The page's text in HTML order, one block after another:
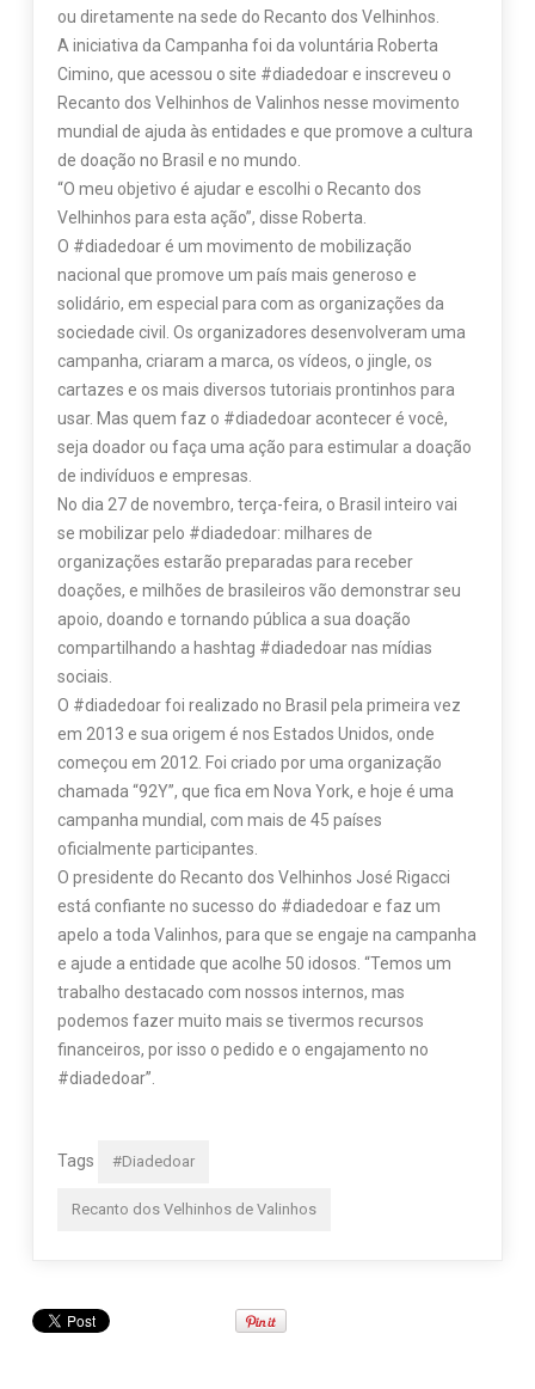
ou diretamente na sede do Recanto dos Velhinhos.
A iniciativa da Campanha foi da voluntária Roberta
Cimino, que acessou o site #diadedoar e inscreveu o
Recanto dos Velhinhos de Valinhos nesse movimento
mundial de ajuda às entidades e que promove a cultura
de doação no Brasil e no mundo.
“O meu objetivo é ajudar e escolhi o Recanto dos
Velhinhos para esta ação”, disse Roberta.
O #diadedoar é um movimento de mobilização
nacional que promove um país mais generoso e
solidário, em especial para com as organizações da
sociedade civil. Os organizadores desenvolveram uma
campanha, criaram a marca, os vídeos, o jingle, os
cartazes e os mais diversos tutoriais prontinhos para
usar. Mas quem faz o #diadedoar acontecer é você,
seja doador ou faça uma ação para estimular a doação
de indivíduos e empresas.
No dia 27 de novembro, terça-feira, o Brasil inteiro vai
se mobilizar pelo #diadedoar: milhares de
organizações estarão preparadas para receber
doações, e milhões de brasileiros vão demonstrar seu
apoio, doando e tornando pública a sua doação
compartilhando a hashtag #diadedoar nas mídias
sociais.
O #diadedoar foi realizado no Brasil pela primeira vez
em 2013 e sua origem é nos Estados Unidos, onde
começou em 2012. Foi criado por uma organização
chamada “92Y”, que fica em Nova York, e hoje é uma
campanha mundial, com mais de 45 países
oficialmente participantes.
O presidente do Recanto dos Velhinhos José Rigacci
está confiante no sucesso do #diadedoar e faz um
apelo a toda Valinhos, para que se engaje na campanha
e ajude a entidade que acolhe 50 idosos. “Temos um
trabalho destacado com nossos internos, mas
podemos fazer muito mais se tivermos recursos
financeiros, por isso o pedido e o engajamento no
#diadedoar”.
Tags #Diadedoar
Recanto dos Velhinhos de Valinhos